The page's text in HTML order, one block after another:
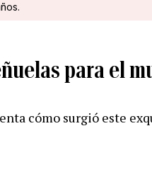
para el
cómo surgió este